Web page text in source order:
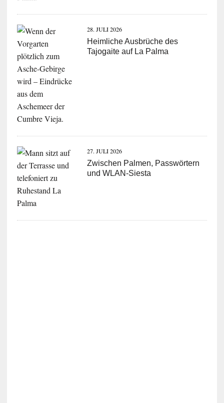
28. JULI 2026
Heimliche Ausbrüche des
Tajogaite auf La Palma
27. JULI 2026
Zwischen Palmen, Passwörtern
und WLAN-Siesta